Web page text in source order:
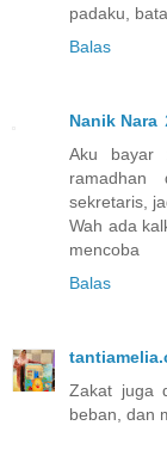
padaku,
Balas
Nanik Nara
Aku bayar
sekretaris,
Wah ada
mencoba
Balas
Zakat juga
beban, dan